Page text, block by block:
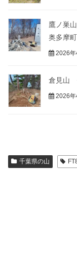
鷹ノ巣
奥多摩町
2026年
倉見山
2026年
千葉県の山